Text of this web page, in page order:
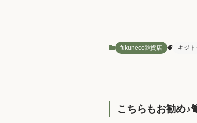
fukuneco雑貨店 キジト
こちらもお勧め